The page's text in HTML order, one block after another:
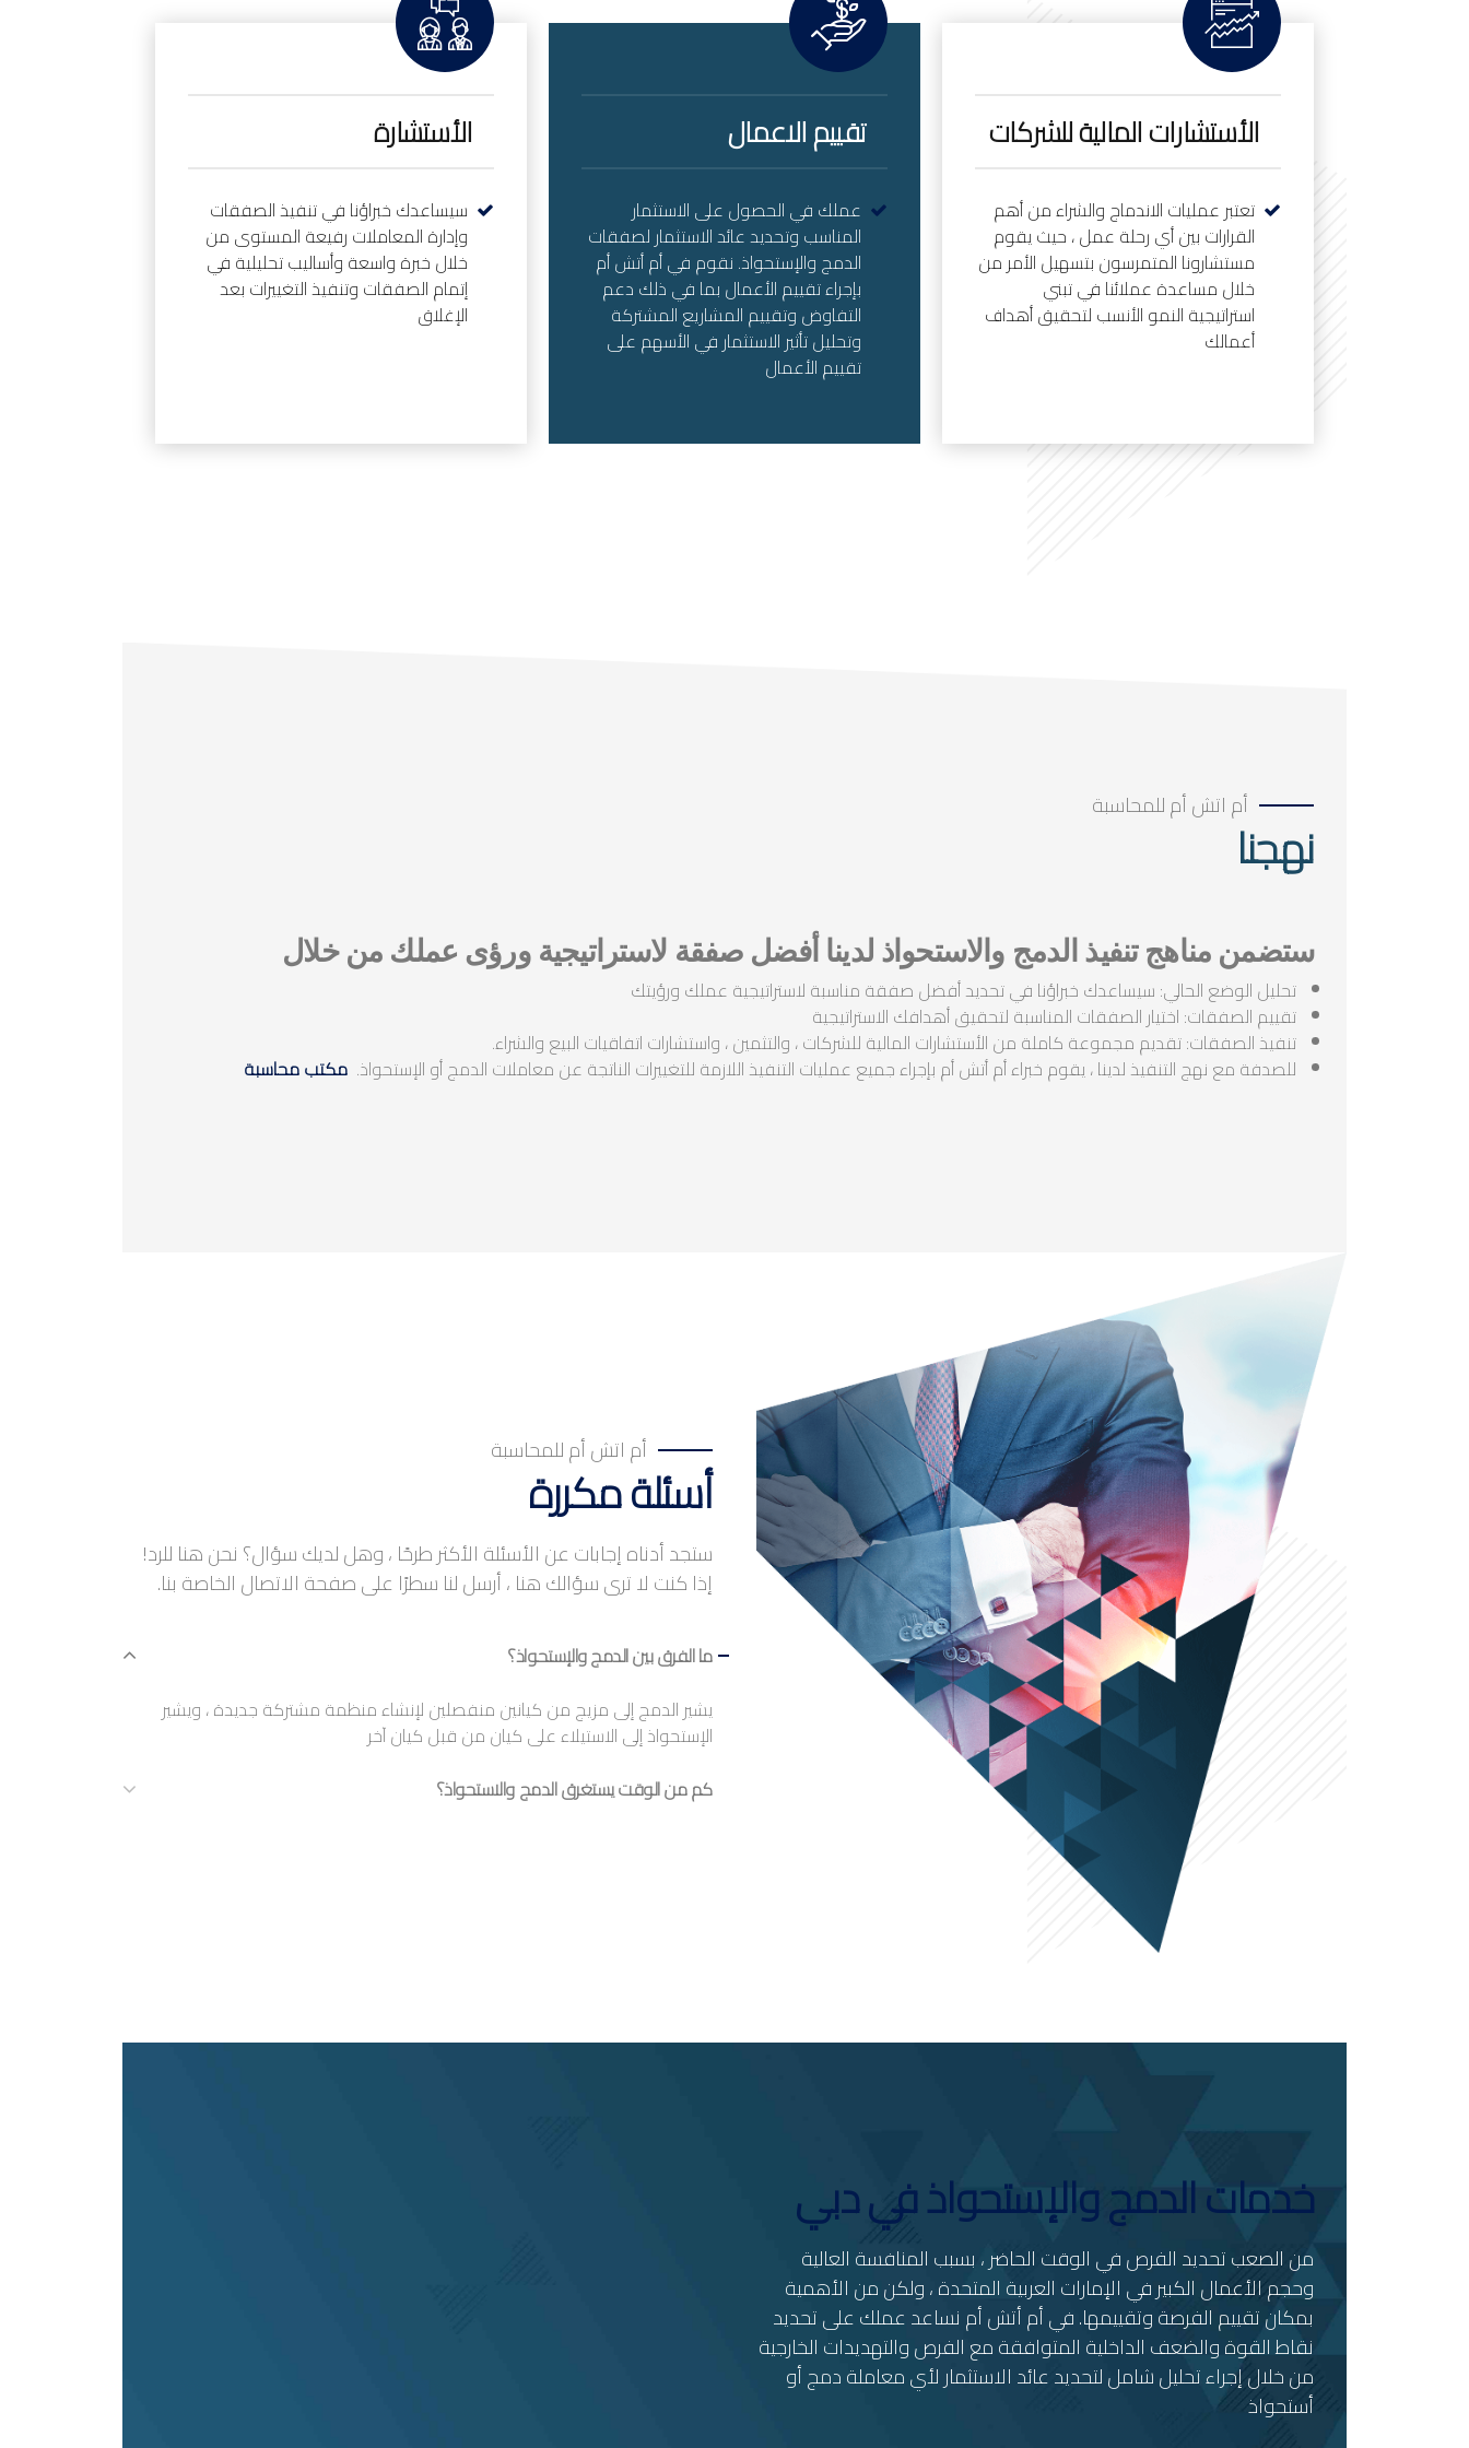
الأستشارات المالية للشركات
تعتبر عمليات الاندماج والشراء من أهم
القرارات بين أي رحلة عمل ، حيث يقوم
مستشارونا المتمرسون بتسهيل الأمر من
خلال مساعدة عملائنا في تبني
استراتيجية النمو الأنسب لتحقيق أهداف
أعمالك
تقييم الاعمال
عملك في الحصول على الاستثمار
المناسب وتحديد عائد الاستثمار لصفقات
الدمج والإستحواذ. نقوم في أم أتش أم
بإجراء تقييم الأعمال بما في ذلك دعم
التفاوض وتقييم المشاريع المشتركة
وتحليل تأثير الاستثمار في الأسهم على
تقييم الأعمال
الأستشارة
سيساعدك خبراؤنا في تنفيذ الصفقات
وإدارة المعاملات رفيعة المستوى من
خلال خبرة واسعة وأساليب تحليلية في
إتمام الصفقات وتنفيذ التغييرات بعد
الإغلاق
أم اتش أم للمحاسبة
نهجنا
ستضمن مناهج تنفيذ الدمج والاستحواذ لدينا أفضل صفقة لاستراتيجية ورؤى عملك من خلال
تحليل الوضع الحالي: سيساعدك خبراؤنا في تحديد أفضل صفقة مناسبة لاستراتيجية عملك ورؤيتك
تقييم الصفقات: اختيار الصفقات المناسبة لتحقيق أهدافك الاستراتيجية
تنفيذ الصفقات: تقديم مجموعة كاملة من الأستشارات المالية للشركات ، والتثمين ، واستشارات اتفاقيات البيع والشراء.
للصدفة مع نهج التنفيذ لدينا ، يقوم خبراء أم أتش أم بإجراء جميع عمليات التنفيذ اللازمة للتغييرات الناتجة عن معاملات الدمج أو الإستحواذ. مكتب محاسبة
أم اتش أم للمحاسبة
أسئلة مكررة
ستجد أدناه إجابات عن الأسئلة الأكثر طرحًا ، وهل لديك سؤال؟ نحن هنا للرد!
إذا كنت لا ترى سؤالك هنا ، أرسل لنا سطرًا على صفحة الاتصال الخاصة بنا.
ما الفرق بين الدمج والإستحواذ؟
يشير الدمج إلى مزيج من كيانين منفصلين لإنشاء منظمة مشتركة جديدة ، ويشير
الإستحواذ إلى الاستيلاء على كيان من قبل كيان آخر
كم من الوقت يستغرق الدمج والاستحواذ؟
خدمات الدمج والإستحواذ في دبي
من الصعب تحديد الفرص في الوقت الحاضر ، بسبب المنافسة العالية
وحجم الأعمال الكبير في الإمارات العربية المتحدة ، ولكن من الأهمية
بمكان تقييم الفرصة وتقييمها. في أم أتش أم نساعد عملك على تحديد
نقاط القوة والضعف الداخلية المتوافقة مع الفرص والتهديدات الخارجية
من خلال إجراء تحليل شامل لتحديد عائد الاستثمار لأي معاملة دمج أو
أستحواذ